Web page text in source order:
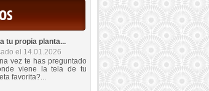
tu propia planta...
el 14.01.2026
vez te has preguntado
viene la tela de tu
favorita?...